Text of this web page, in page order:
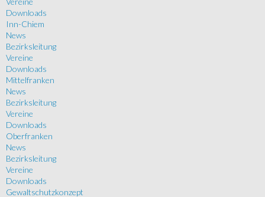
Downloads
Inn-Chiem
News
Bezirksleitung
Vereine
Downloads
Mittelfranken
News
Bezirksleitung
Vereine
Downloads
Oberfranken
News
Bezirksleitung
Vereine
Downloads
Gewaltschutzkonzept